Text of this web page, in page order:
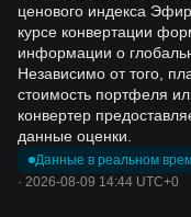
ценового индекса
курсе конвертации
информации о
Независимо от того,
стоимость портфеля
конвертер
данные оценки.
Данные в реальном
· 2026-08-09 14:44 UTC+0